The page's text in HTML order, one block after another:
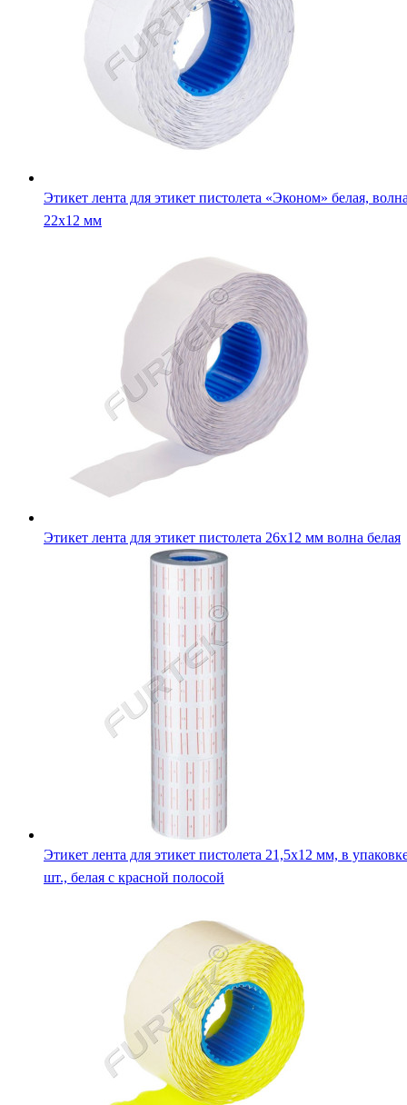
Этикет лента для этикет пистолета «Эконом» белая,
22х12 мм
Этикет лента для этикет пистолета 26х12 мм волна белая
Этикет лента для этикет пистолета 21,5х12 мм, в
шт., белая с красной полосой